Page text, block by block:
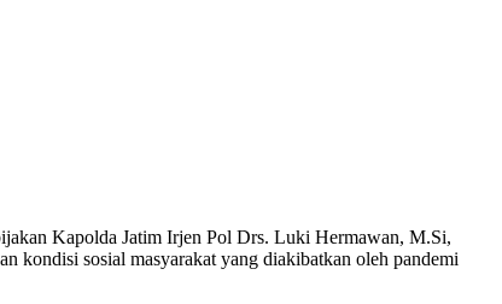
Kapolda Jatim Irjen Pol Drs. Luki Hermawan, M.Si,
kondisi sosial masyarakat yang diakibatkan oleh pandemi